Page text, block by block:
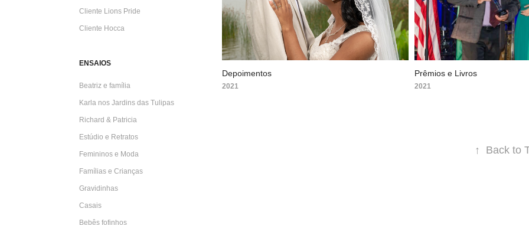
Cliente Lions Pride
Cliente Hocca
ENSAIOS
Beatriz e família
Karla nos Jardins das Tulipas
Richard & Patricia
Estúdio e Retratos
Femininos e Moda
Famílias e Crianças
Gravidinhas
Casais
Bebês fofinhos
Depoimentos
2021
Prêmios e Livros
2021
↑ Back to